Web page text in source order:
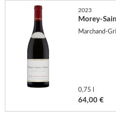
2023
Morey-
Marchand-
0,75 l
64,00 €